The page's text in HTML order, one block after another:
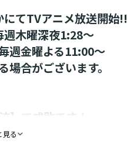
てTVアニメ放送開始!!
木曜深夜1:28～
週金曜よる11:00～
合がございます。
】で成敗です！」
迎え撃つ！
見る